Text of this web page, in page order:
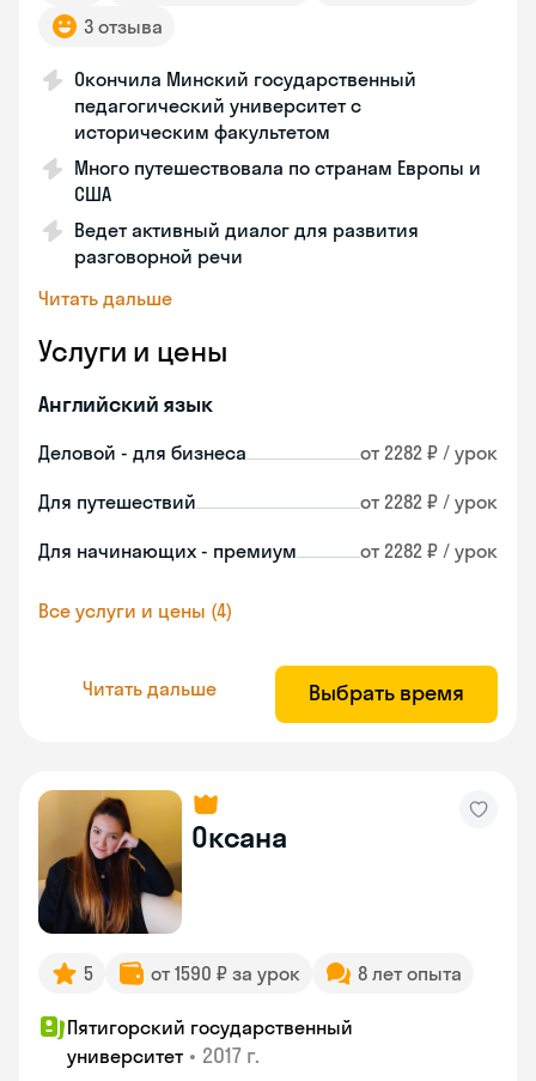
3 отзыва
Окончила Минский государственный
педагогический университет с
историческим факультетом
Много путешествовала по странам Европы и
США
Ведет активный диалог для развития
разговорной речи
Читать дальше
Услуги и цены
Английский язык
Деловой - для бизнеса от 2282 ₽ / урок
Для путешествий от 2282 ₽ / урок
Для начинающих - премиум от 2282 ₽ / урок
Все услуги и цены (4)
Читать дальше Выбрать время
Оксана
5 от 1590 ₽ за урок 8 лет опыта
Пятигорский государственный
университет • 2017 г.